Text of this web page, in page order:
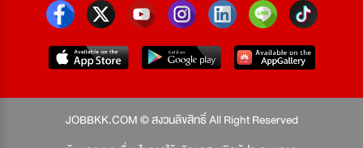
JOBBKK.COM © สงวนลิขสิทธิ์ All Right Reserved